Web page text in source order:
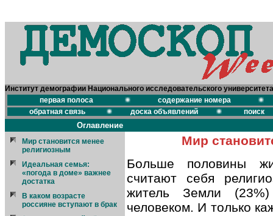
Институт демографии Национального исследовательского
первая полоса
содержание номера
обратная связь
доска объявлений поиск
Оглавление
Мир становится менее
религиозным
Идеальная семья:
«погода в доме» важнее
достатка
В каком возрасте
россияне вступают в брак
Мир
Больше половины
считают себя
житель Земли
человеком. И только